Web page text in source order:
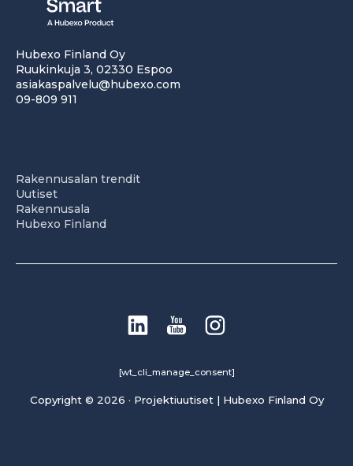
Hubexo Finland Oy
Ruukinkuja 3, 02330 Espoo
asiakaspalvelu@hubexo.com
09-809 911
Rakennusalan trendit
Uutiset
Rakennusala
Hubexo Finland
[wt_cli_manage_consent]
Copyright © 2026 · Projektiuutiset | Hubexo Finland Oy